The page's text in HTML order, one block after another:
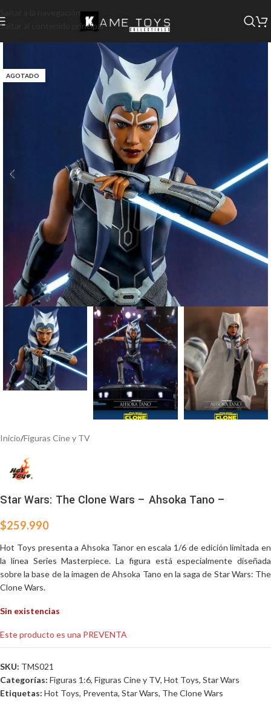
Saltar al contenido principal
AGOTADO
Inicio/Figuras Cine y TV
Star Wars: The Clone Wars – Ahsoka Tano –
$259.990
Hot Toys presenta a Ahsoka Tanor en escala 1/6 de edición limitada en
la línea Series Masterpiece. La figura está especialmente diseñada
sobre la base de la imagen de Ahsoka Tano en la saga de Star Wars: The
Clone Wars.
Sin existencias
Este producto es una PREVENTA
SKU: TMS021
Categorías: Figuras 1:6, Figuras Cine y TV, Hot Toys, Star Wars
Etiquetas: Hot Toys, Preventa, Star Wars, The Clone Wars